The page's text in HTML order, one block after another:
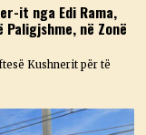
it nga Edi Rama,
në Zonë
Kushnerit për të